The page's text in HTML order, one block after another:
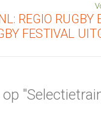
REGIO RUGBY
FESTIVAL